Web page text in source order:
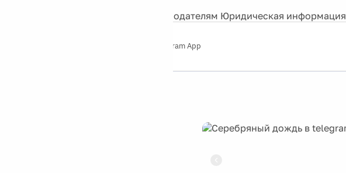
Рекламодателям Юридическая информация
Telegram App